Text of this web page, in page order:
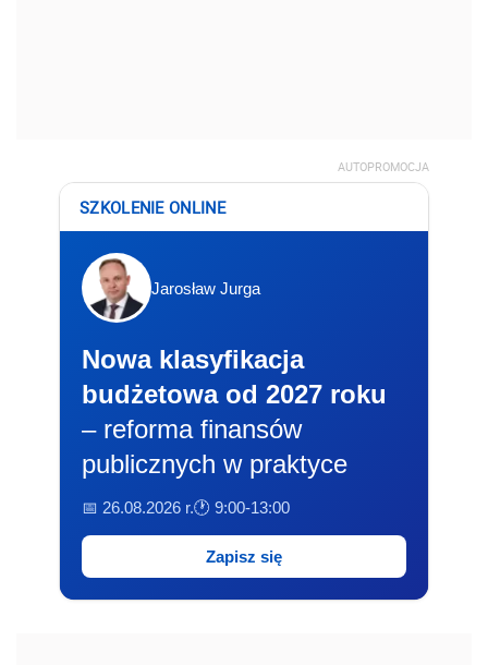
AUTOPROMOCJA
SZKOLENIE ONLINE
Jarosław Jurga
Nowa klasyfikacja
budżetowa od 2027 roku
– reforma finansów
publicznych w praktyce
📅 26.08.2026 r.🕐 9:00-13:00
Zapisz się